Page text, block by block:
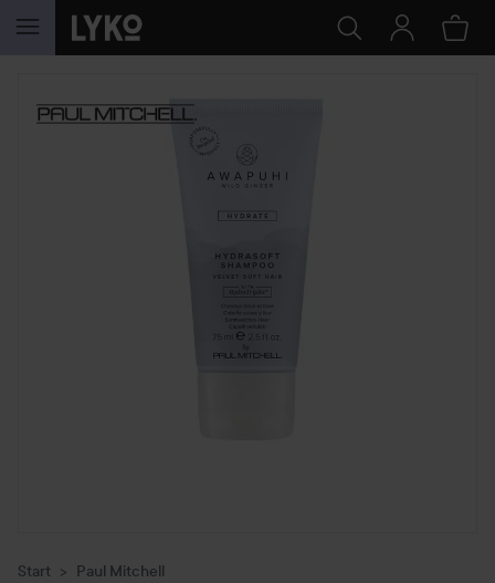
HOPPA TILL INNEHÅLLET
Start Paul Mitchell